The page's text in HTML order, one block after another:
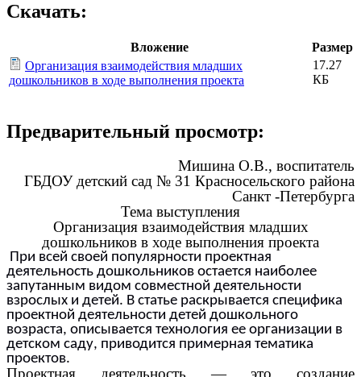
Скачать:
Вложение
Размер
Организация взаимодействия младших
дошкольников в ходе выполнения проекта
17.27
КБ
Предварительный просмотр:
Мишина О.В., воспитатель
ГБДОУ детский сад № 31 Красносельского района
Санкт -Петербурга
Тема выступления
Организация взаимодействия младших
дошкольников в ходе выполнения проекта
При всей своей популярности проектная
деятельность дошкольников остается наиболее
запутанным видом совместной деятельности
взрослых и детей. В статье раскрывается специфика
проектной деятельности детей дошкольного
возраста, описывается технология ее организации в
детском саду, приводится примерная тематика
проектов.
Проектная деятельность — это создание